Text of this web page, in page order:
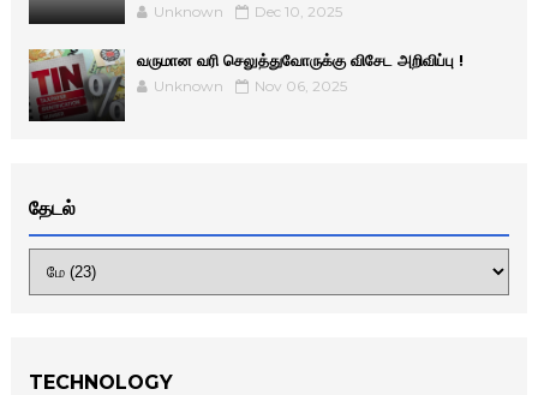
Unknown Dec 10, 2025
வருமான வரி செலுத்துவோருக்கு விசேட அறிவிப்பு !
Unknown Nov 06, 2025
தேடல்
TECHNOLOGY